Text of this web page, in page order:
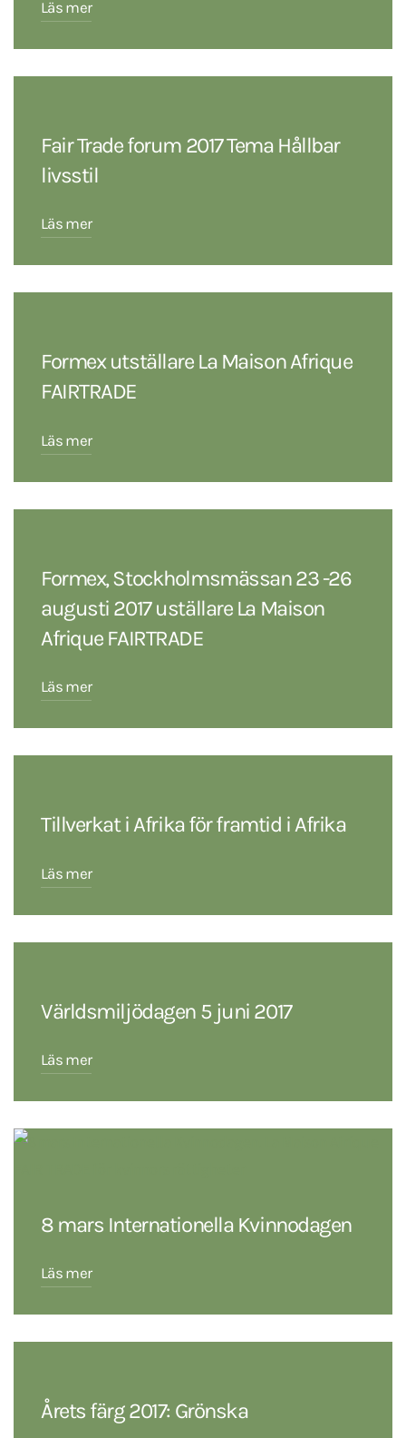
Läs mer
Fair Trade forum 2017 Tema Hållbar
livsstil
Läs mer
Formex utställare La Maison Afrique
FAIRTRADE
Läs mer
Formex, Stockholmsmässan 23 -26
augusti 2017 uställare La Maison
Afrique FAIRTRADE
Läs mer
Tillverkat i Afrika för framtid i Afrika
Läs mer
Världsmiljödagen 5 juni 2017
Läs mer
8 mars Internationella Kvinnodagen
Läs mer
Årets färg 2017: Grönska